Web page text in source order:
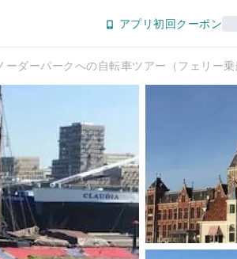
アプリ初回クーポン
ーダーパークへの自転車ツアー（フェリー乗